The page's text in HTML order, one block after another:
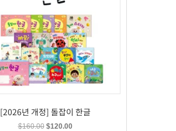
[2026년 개정] 돌잡이 한글
$160.00 Original
$120.00Current